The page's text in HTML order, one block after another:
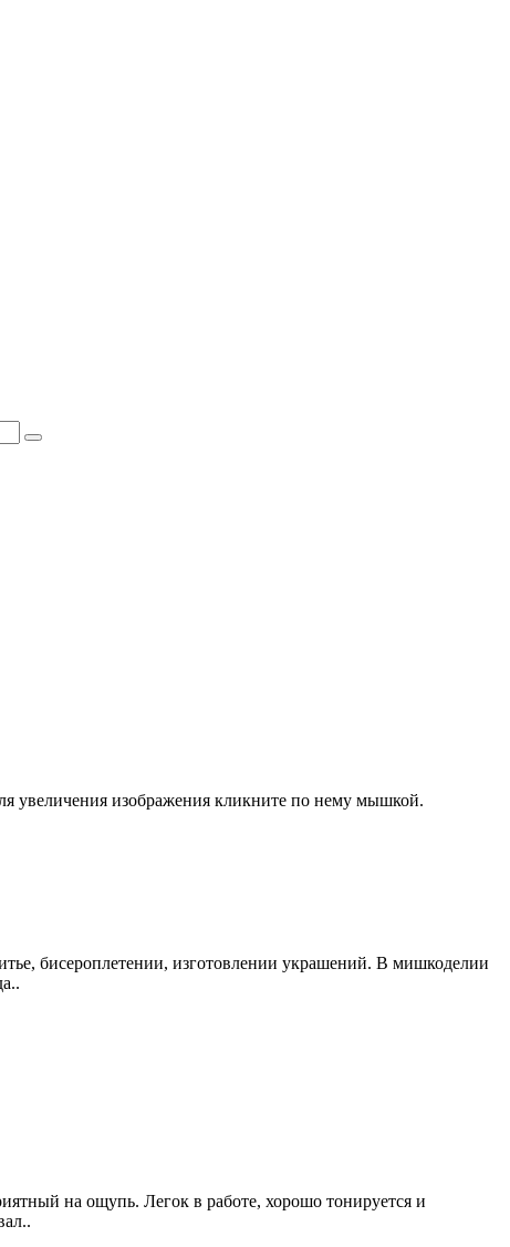
увеличения изображения кликните по нему мышкой.
бисероплетении, изготовлении украшений. В мишкоделии
на ощупь. Легок в работе, хорошо тонируется и